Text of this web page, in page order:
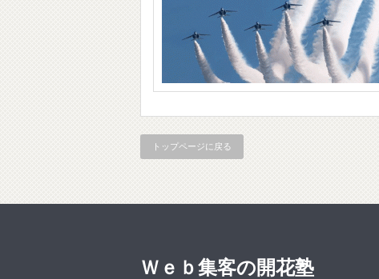
トップページに戻る
Ｗｅｂ集客の開花塾